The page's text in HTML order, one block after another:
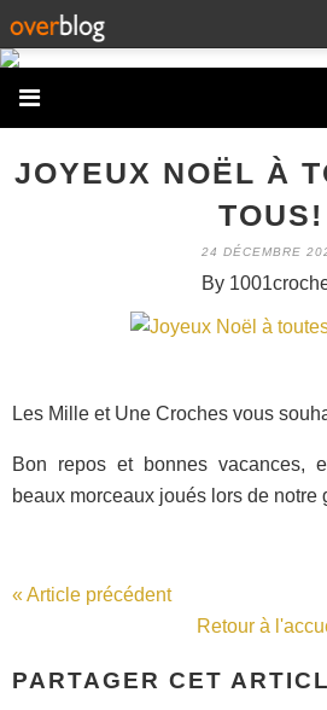
JOYEUX NOËL À
TOUS!
24 DÉCEMBRE
By
Les Mille et Une Croches vous
Bon repos et bonnes vacances,
beaux morceaux joués lors de notre
« Article précédent
Retour à
PARTAGER CET